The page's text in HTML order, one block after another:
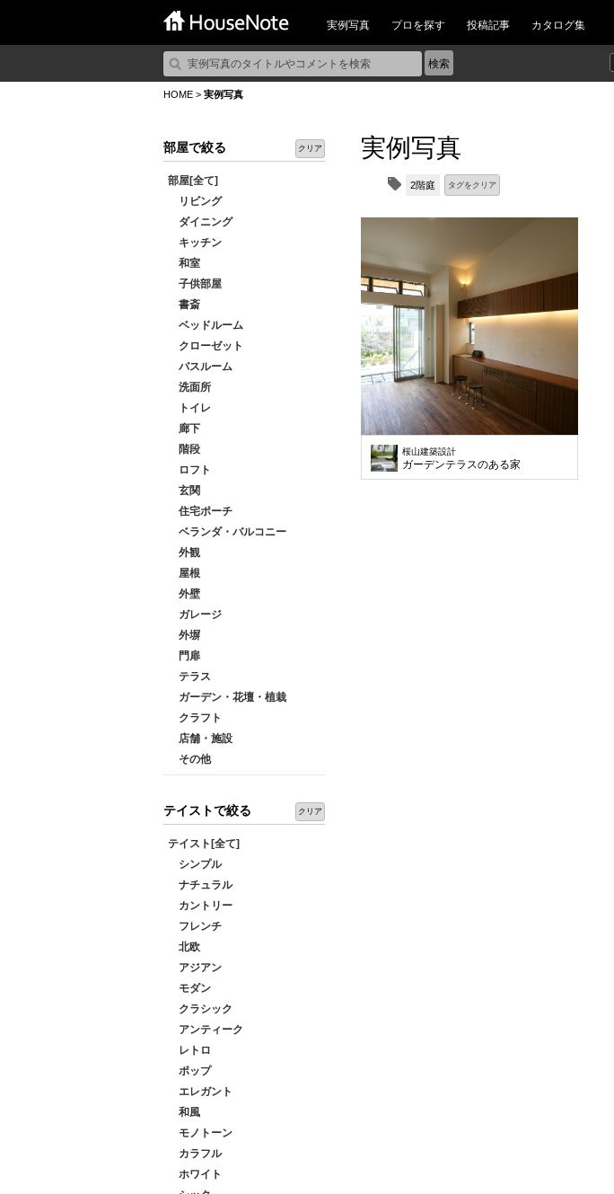
実例写真 プロを探す 投稿記事 カタログ集
HOME > 実例写真
部屋で絞る クリア
部屋[全て]
リビング
ダイニング
キッチン
和室
子供部屋
書斎
ベッドルーム
クローゼット
バスルーム
洗面所
トイレ
廊下
階段
ロフト
玄関
住宅ポーチ
ベランダ・バルコニー
外観
屋根
外壁
ガレージ
外塀
門扉
テラス
ガーデン・花壇・植栽
クラフト
店舗・施設
その他
テイストで絞る クリア
テイスト[全て]
シンプル
ナチュラル
カントリー
フレンチ
北欧
アジアン
モダン
クラシック
アンティーク
レトロ
ポップ
エレガント
和風
モノトーン
カラフル
ホワイト
実例写真
2階庭 タグをクリア
桜山建築設計
ガーデンテラスのある家